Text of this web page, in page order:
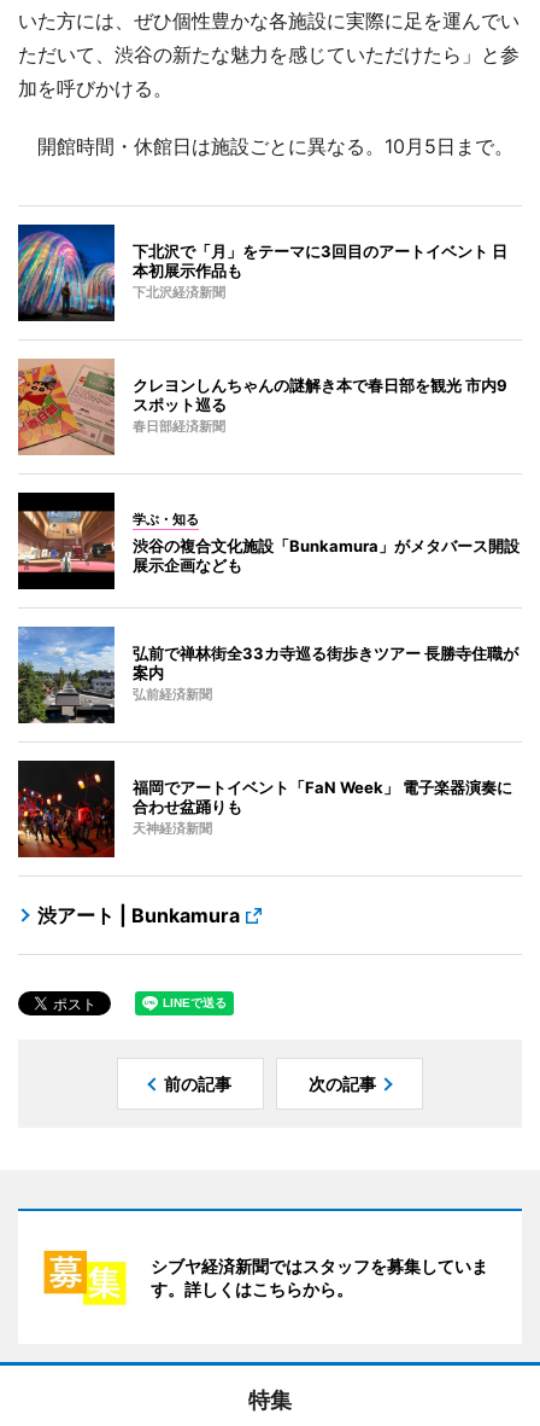
いた方には、ぜひ個性豊かな各施設に実際に足を運んでい
ただいて、渋谷の新たな魅力を感じていただけたら」と参
加を呼びかける。
開館時間・休館日は施設ごとに異なる。10月5日まで。
下北沢で「月」をテーマに3回目のアートイベント 日
本初展示作品も
下北沢経済新聞
クレヨンしんちゃんの謎解き本で春日部を観光 市内9
スポット巡る
春日部経済新聞
学ぶ・知る
渋谷の複合文化施設「Bunkamura」がメタバース開設
展示企画なども
弘前で禅林街全33カ寺巡る街歩きツアー 長勝寺住職が
案内
弘前経済新聞
福岡でアートイベント「FaN Week」 電子楽器演奏に
合わせ盆踊りも
天神経済新聞
渋アート | Bunkamura
前の記事 次の記事
シブヤ経済新聞ではスタッフを募集していま
す。詳しくはこちらから。
特集